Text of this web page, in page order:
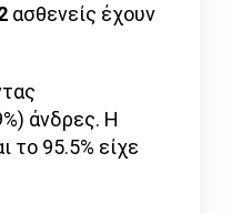
ασθενείς έχουν
άνδρες. Η
το 95.5% είχε